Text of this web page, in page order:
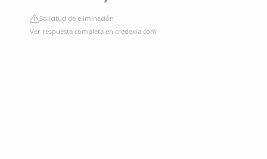
Solicitud de eliminación
Ver respuesta completa en credexia.com